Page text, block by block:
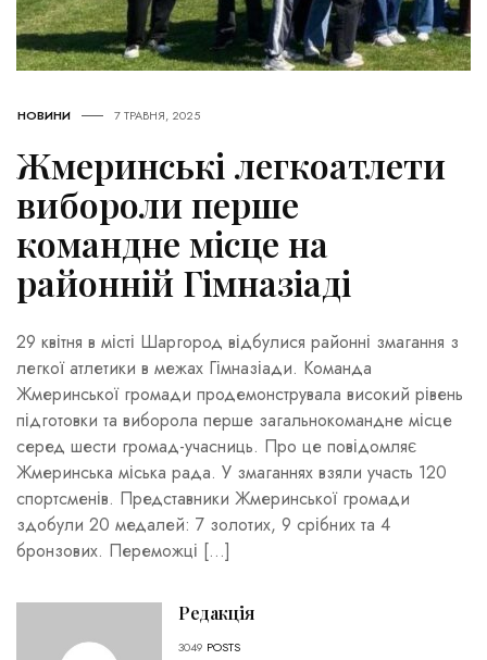
НОВИНИ 7 ТРАВНЯ, 2025
Жмеринські легкоатлети
вибороли перше
командне місце на
районній Гімназіаді
29 квітня в місті Шаргород відбулися районні змагання з
легкої атлетики в межах Гімназіади. Команда
Жмеринської громади продемонструвала високий рівень
підготовки та виборола перше загальнокомандне місце
серед шести громад-учасниць. Про це повідомляє
Жмеринська міська рада. У змаганнях взяли участь 120
спортсменів. Представники Жмеринської громади
здобули 20 медалей: 7 золотих, 9 срібних та 4
бронзових. Переможці […]
Редакція
3049 POSTS